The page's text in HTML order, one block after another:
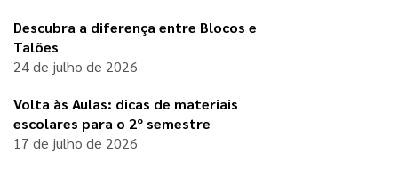
Descubra a diferença entre Blocos e
Talões
24 de julho de 2026
Volta às Aulas: dicas de materiais
escolares para o 2º semestre
17 de julho de 2026